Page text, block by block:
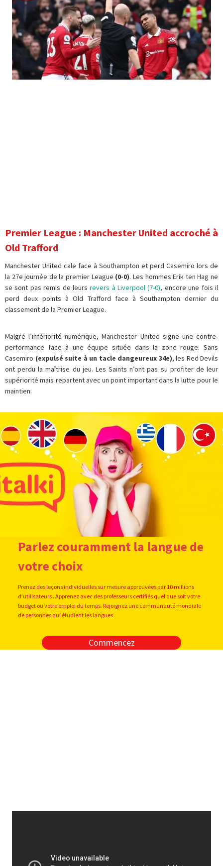
Premier League : Manchester United accroché à
Old Trafford
Manchester United cale face à Southampton et perd Casemiro lors de
la 27e journée de la premier League (0-0). Les hommes Erik ten Hag ne
se sont pas remis de leurs revers à Liverpool (7-0), encore une fois il
perd deux points à Old Trafford face à Southampton dernier du
classement de la Premier League.
Malgré l’infériorité numérique, Manchester United signe une contre-
performance face à une équipe située dans la zone rouge. Sans
Casemiro (expulsé suite à un tacle dangeureux 34e), les Red Devils
ont perdu la maîtrise du jeu. Les Saints n’ont pas su profiter de leur
supériorité mais repartent avec un point important dans la lutte pour le
maintien.
Parlez couramment la langue de
votre choix
Prenez des leçons individuelles sur mesure approuvées par 10 millions
d’utilisateurs . Apprenez avec des professeurs certifiés quel que soit votre
budget ou votre emploi du temps. Rejoignez une communauté mondiale
de personnes qui étudient les langues
Commencez